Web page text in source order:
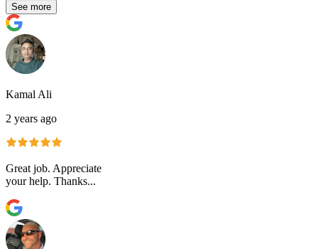
See more
Kamal Ali
2 years ago
Great job. Appreciate
your help. Thanks...